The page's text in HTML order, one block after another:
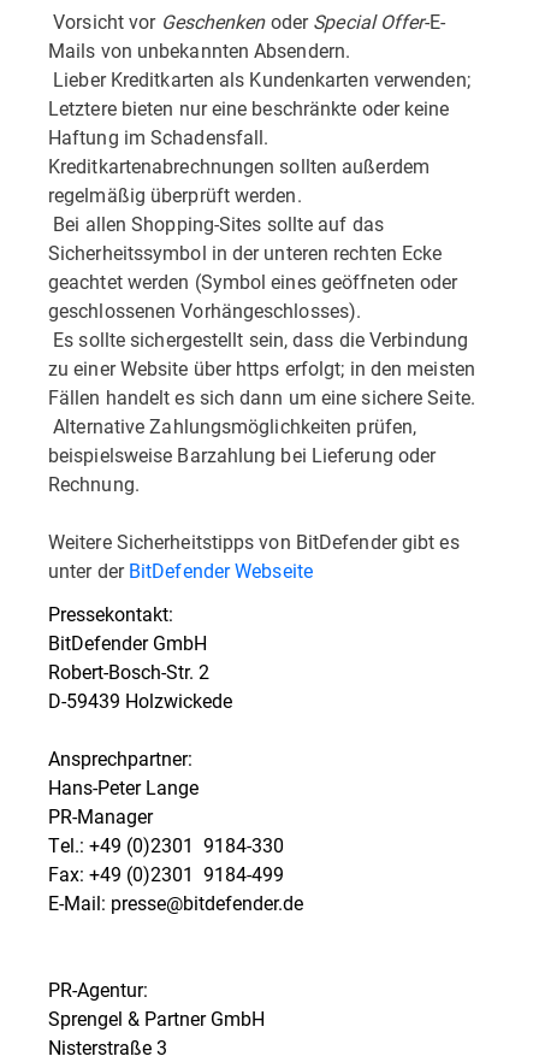
 Vorsicht vor GeschenkenoderSpecial Offer-E-
Mails von unbekannten Absendern.
 Lieber Kreditkarten als Kundenkarten verwenden;
Letztere bieten nur eine beschränkte oder keine
Haftung im Schadensfall.
Kreditkartenabrechnungen sollten außerdem
regelmäßig überprüft werden.
 Bei allen Shopping-Sites sollte auf das
Sicherheitssymbol in der unteren rechten Ecke
geachtet werden (Symbol eines geöffneten oder
geschlossenen Vorhängeschlosses).
 Es sollte sichergestellt sein, dass die Verbindung
zu einer Website über https erfolgt; in den meisten
Fällen handelt es sich dann um eine sichere Seite.
 Alternative Zahlungsmöglichkeiten prüfen,
beispielsweise Barzahlung bei Lieferung oder
Rechnung.
Weitere Sicherheitstipps von BitDefender gibt es
unter derBitDefender Webseite
Pressekontakt:
BitDefender GmbH
Robert-Bosch-Str. 2
D-59439 Holzwickede
Ansprechpartner:
Hans-Peter Lange
PR-Manager
Tel.: +49 (0)2301  9184-330
Fax: +49 (0)2301  9184-499
E-Mail: presse@bitdefender.de
PR-Agentur:
Sprengel & Partner GmbH
Nisterstraße 3